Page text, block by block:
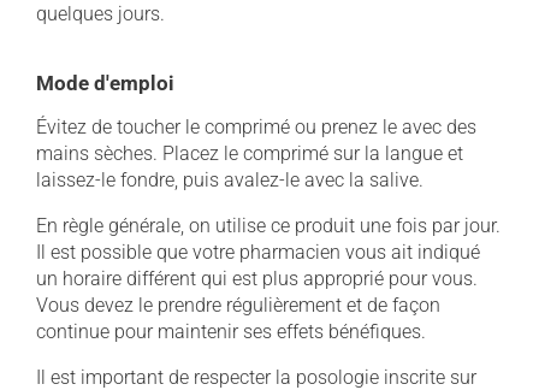
quelques jours.
Mode d'emploi
Évitez de toucher le comprimé ou prenez le avec des
mains sèches. Placez le comprimé sur la langue et
laissez-le fondre, puis avalez-le avec la salive.
En règle générale, on utilise ce produit une fois par jour.
Il est possible que votre pharmacien vous ait indiqué
un horaire différent qui est plus approprié pour vous.
Vous devez le prendre régulièrement et de façon
continue pour maintenir ses effets bénéfiques.
Il est important de respecter la posologie inscrite sur